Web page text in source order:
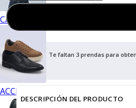
CALZADO
ACCESORIOS
Te faltan 3 prendas para
DESCRIPCIÓN DEL PRODUCTO